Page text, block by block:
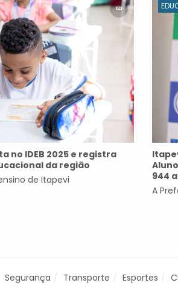
no IDEB 2025 e registra
da região
de Itapevi
944
A
Segurança Transporte Esportes